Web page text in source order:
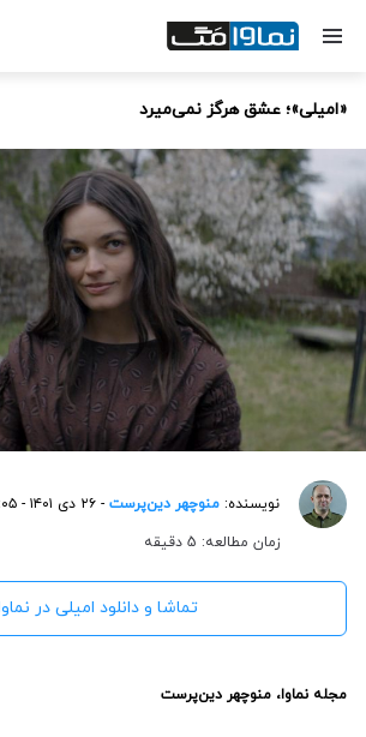
«امیلی»؛ عشق هرگز نمی‌میرد
نویسنده: منوچهر دین‌پرست - ۲۶ دی ۱۴۰۱ - ۷:۰۵ ب.ظ
زمان مطالعه: 5 دقیقه
تماشا و دانلود امیلی در
مجله نماوا، منوچهر دین‌پرست